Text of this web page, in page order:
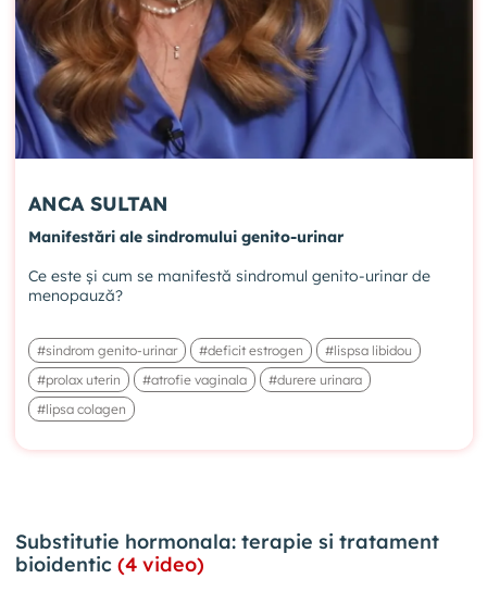
ANCA SULTAN
Manifestări ale sindromului genito-urinar
Ce este și cum se manifestă sindromul genito-urinar de
menopauză?
#sindrom genito-urinar #deficit estrogen
#lispsa libidou
#prolax uterin
#atrofie vaginala
#durere urinara
#lipsa colagen
Substitutie hormonala: terapie si tratament
bioidentic (4 video)